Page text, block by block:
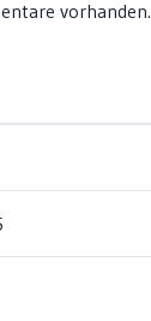
vorhanden.